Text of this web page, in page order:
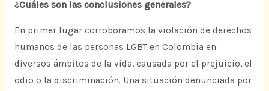
¿Cuáles son las conclusiones generales?
En primer lugar corroboramos la violación de derechos
humanos de las personas LGBT en Colombia en
diversos ámbitos de la vida, causada por el prejuicio, el
odio o la discriminación. Una situación denunciada por